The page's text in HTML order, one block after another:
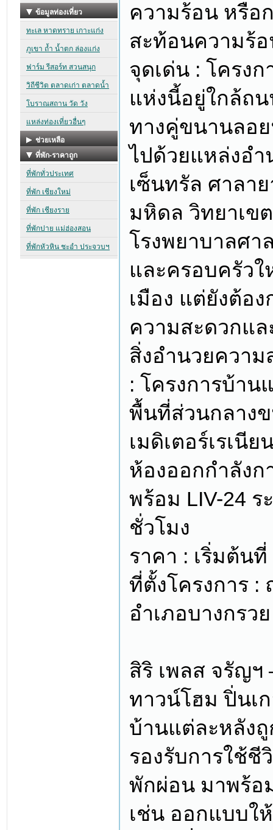
ความร้อน หรือ
สะท้อนความร้
จุดเด่น : โครง
แห่งนี้อยู่ใกล้ถ
ทางคู่ขนานลอ
ไปด้วยแหล่งอำ
เซ็นทรัล ศาลา
มหิดล วิทยาเข
โรงพยาบาลศา
และครอบครัว
เมือง แต่ยังต้อ
ความสะดวกแล
สิ่งอำนวยความ
: โครงการบ้าน
พื้นที่ส่วนกลาง
เมดิเตอร์เรเนี
ห้องออกกำลัง
พร้อม LIV-24
ชั่วโมง
ราคา : เริ่มต้น
ที่ตั้งโครงการ :
อำเภอบางกรว
สิริ เพลส จรัญฯ
ทาวน์โฮม ปิ่นเ
บ้านแต่ละหลัง
รองรับการใช้ชี
พักผ่อน มาพร้อ
เช่น ออกแบบใ